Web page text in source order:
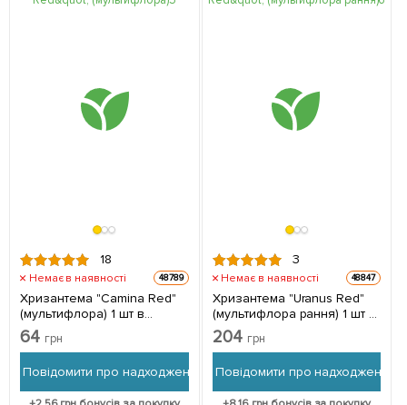
18
Немає в наявності 48789
Хризантема "Camina Red"
(мультифлора) 1 шт в
упаковці
64 грн
Повідомити про надходження
3
Немає в наявності 48847
Хризантема "Uranus Red"
(мультифлора рання) 1 шт в
упаковці
204 грн
Повідомити про надходження